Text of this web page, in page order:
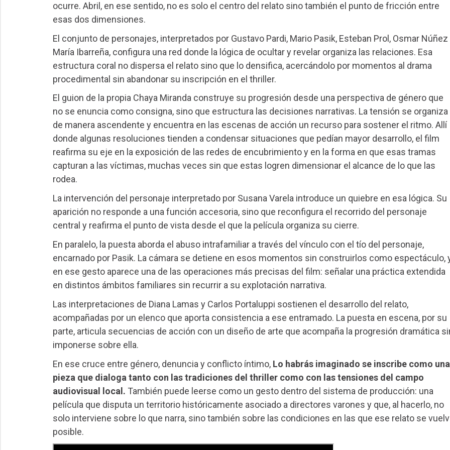
ocurre. Abril, en ese sentido, no es solo el centro del relato sino también el punto de fricción entre
esas dos dimensiones.
El conjunto de personajes, interpretados por Gustavo Pardi, Mario Pasik, Esteban Prol, Osmar Núñez
María Ibarreña, configura una red donde la lógica de ocultar y revelar organiza las relaciones. Esa
estructura coral no dispersa el relato sino que lo densifica, acercándolo por momentos al drama
procedimental sin abandonar su inscripción en el thriller.
El guion de la propia Chaya Miranda construye su progresión desde una perspectiva de género que
no se enuncia como consigna, sino que estructura las decisiones narrativas. La tensión se organiza
de manera ascendente y encuentra en las escenas de acción un recurso para sostener el ritmo. Allí
donde algunas resoluciones tienden a condensar situaciones que pedían mayor desarrollo, el film
reafirma su eje en la exposición de las redes de encubrimiento y en la forma en que esas tramas
capturan a las víctimas, muchas veces sin que estas logren dimensionar el alcance de lo que las
rodea.
La intervención del personaje interpretado por Susana Varela introduce un quiebre en esa lógica. Su
aparición no responde a una función accesoria, sino que reconfigura el recorrido del personaje
central y reafirma el punto de vista desde el que la película organiza su cierre.
En paralelo, la puesta aborda el abuso intrafamiliar a través del vínculo con el tío del personaje,
encarnado por Pasik. La cámara se detiene en esos momentos sin construirlos como espectáculo,
en ese gesto aparece una de las operaciones más precisas del film: señalar una práctica extendida
en distintos ámbitos familiares sin recurrir a su explotación narrativa.
Las interpretaciones de Diana Lamas y Carlos Portaluppi sostienen el desarrollo del relato,
acompañadas por un elenco que aporta consistencia a ese entramado. La puesta en escena, por su
parte, articula secuencias de acción con un diseño de arte que acompaña la progresión dramática
imponerse sobre ella.
En ese cruce entre género, denuncia y conflicto íntimo, Lo habrás imaginado se inscribe como una
pieza que dialoga tanto con las tradiciones del thriller como con las tensiones del campo
audiovisual local. También puede leerse como un gesto dentro del sistema de producción: una
película que disputa un territorio históricamente asociado a directores varones y que, al hacerlo, no
solo interviene sobre lo que narra, sino también sobre las condiciones en las que ese relato se
posible.